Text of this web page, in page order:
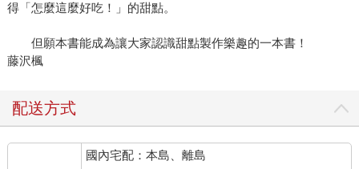
得「怎麼這麼好吃！」的甜點。
但願本書能成為讓大家認識甜點製作樂趣的一本書！
藤沢楓
配送方式
國內宅配：本島、離島